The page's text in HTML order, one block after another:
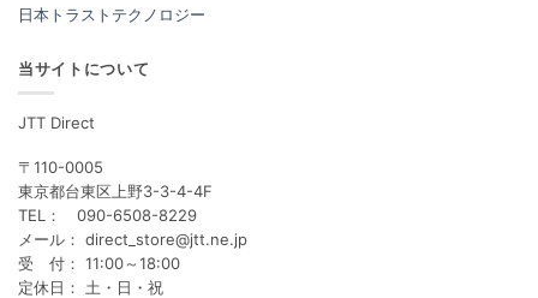
日本トラストテクノロジー
当サイトについて
JTT Direct
〒110-0005
東京都台東区上野3-3-4-4F
TEL： 090-6508-8229
メール： direct_store@jtt.ne.jp
受 付： 11:00～18:00
定休日： 土・日・祝